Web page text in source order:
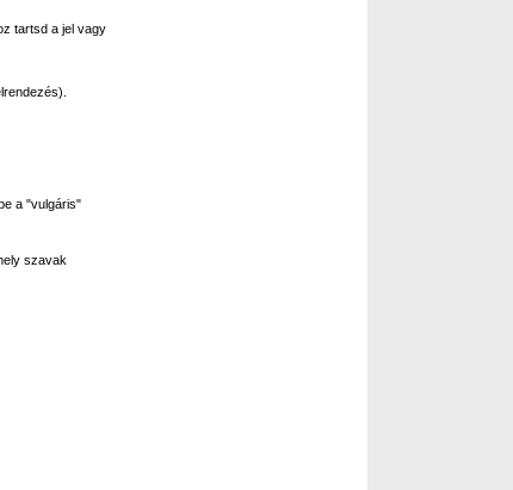
tartsd a jel vagy
a "vulgáris"
szavak